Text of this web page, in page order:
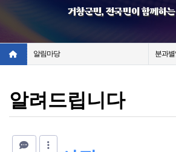
거창군민, 전국민이 함께하
알림마당 분과
알려드립니다